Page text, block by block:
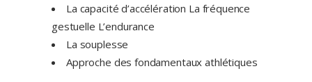
La capacité d’accélération La fréquence
gestuelle L’endurance
La souplesse
Approche des fondamentaux athlétiques